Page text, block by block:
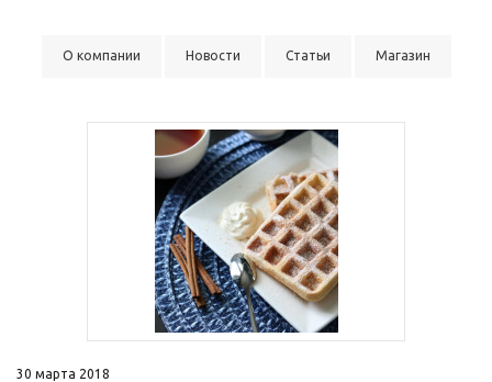
О компании Новости Статьи Магазин
30 марта 2018